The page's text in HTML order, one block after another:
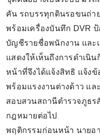
คัน รถบรรทุกดินรอขนถ่า
พร้อมเครื่องบันทึก DVR
บัญชีรายชื่อพนักงาน และ
แสดงให้เห็นถึงการดำเนิน
หน้าที่จึงได้แจ้งสิทธิ แจ้ง
พร้อมแรงงานต่างด้าว แ
สอบสวนสถานีตำรวจภูธร
กฎหมายต่อไป
พฤติกรรมก่อนหน้า นายอ